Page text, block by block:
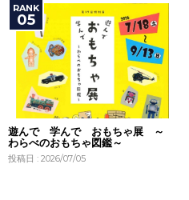
遊んで 学んで おもちゃ展 ～
わらべのおもちゃ図鑑～
投稿日 : 2026/07/05